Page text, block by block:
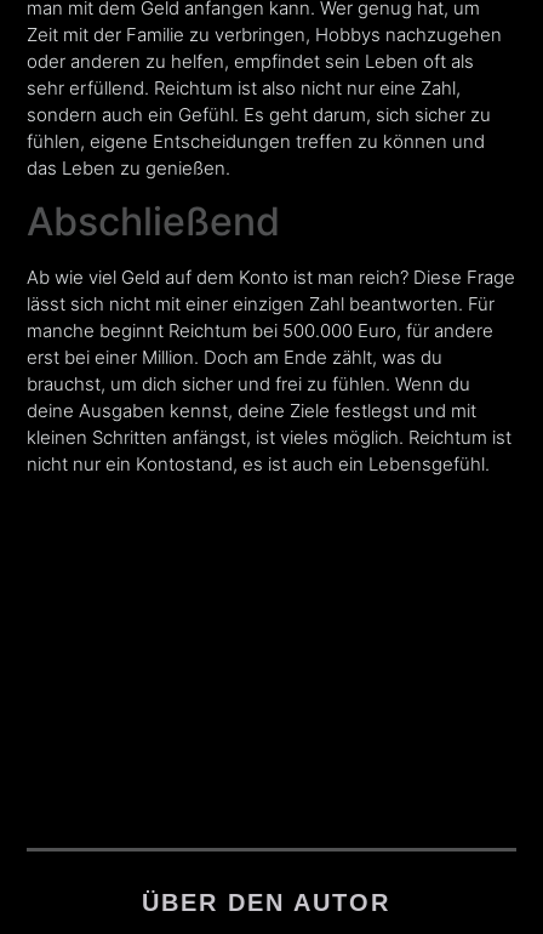
man mit dem Geld anfangen kann. Wer genug hat, um
Zeit mit der Familie zu verbringen, Hobbys nachzugehen
oder anderen zu helfen, empfindet sein Leben oft als
sehr erfüllend. Reichtum ist also nicht nur eine Zahl,
sondern auch ein Gefühl. Es geht darum, sich sicher zu
fühlen, eigene Entscheidungen treffen zu können und
das Leben zu genießen.
Abschließend
Ab wie viel Geld auf dem Konto ist man reich? Diese Frage
lässt sich nicht mit einer einzigen Zahl beantworten. Für
manche beginnt Reichtum bei 500.000 Euro, für andere
erst bei einer Million. Doch am Ende zählt, was du
brauchst, um dich sicher und frei zu fühlen. Wenn du
deine Ausgaben kennst, deine Ziele festlegst und mit
kleinen Schritten anfängst, ist vieles möglich. Reichtum ist
nicht nur ein Kontostand, es ist auch ein Lebensgefühl.
ÜBER DEN AUTOR